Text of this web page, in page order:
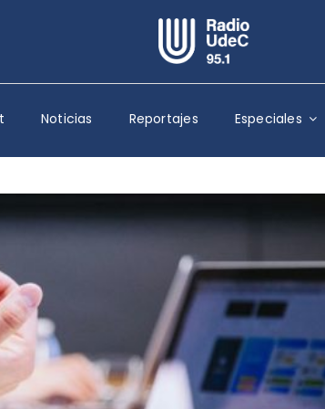
Escuchar Radio UdeC en vivo
Quiénes Somos
Programación
Podcast
Reportajes
Columnas
Música Clásica
Especiales
Noticias Reportajes Especiales